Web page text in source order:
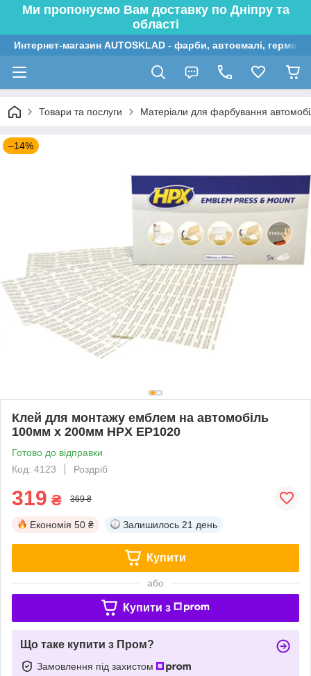
Ми пропонуємо Вам доставку по Дніпру та
області
Интернет-магазин AUTOSKLAD - фарби, автоемалі,
Товари та послуги Матеріали для фарбування
–14%
Клей для монтажу емблем на автомобіль
100мм x 200мм HPX EP1020
Готово до відправки
Код: 4123
Роздріб
319 ₴ 369 ₴
Економія 50 ₴ Залишилось 21 день
Купити
або
Купити з
Що таке купити з Пром?
Замовлення під захистом